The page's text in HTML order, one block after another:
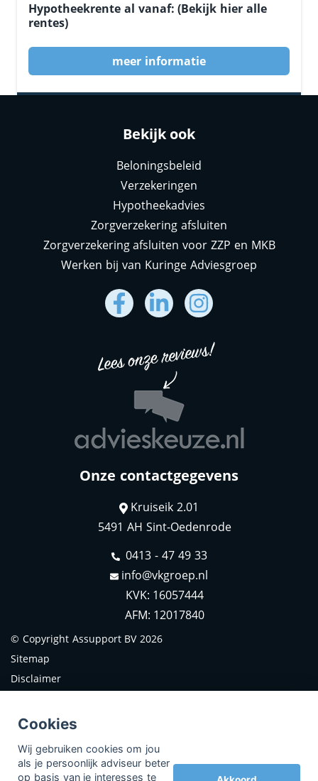
Cookies
Wij gebruiken cookies om jou
als je persoonlijk adviseur beter
op basis van je interesses te
Hypotheekrente al vanaf: (Bekijk hier alle
rentes)
meer informatie
Bekijk ook
Beloningsbeleid
Verzekeringen
Hypotheekadvies
Zorgverzekering afsluiten
Zorgverzekering afsluiten voor ZZP en MKB
Werken bij van Kuringe Adviesgroep
Onze contactgegevens
Kruiseik 2.01
5491 AH Sint-Oedenrode
0413 - 47 49 33
info@vkgroep.nl
KVK: 16057444
AFM: 12017840
© Copyright Assupport BV2026
Sitemap
Disclaimer